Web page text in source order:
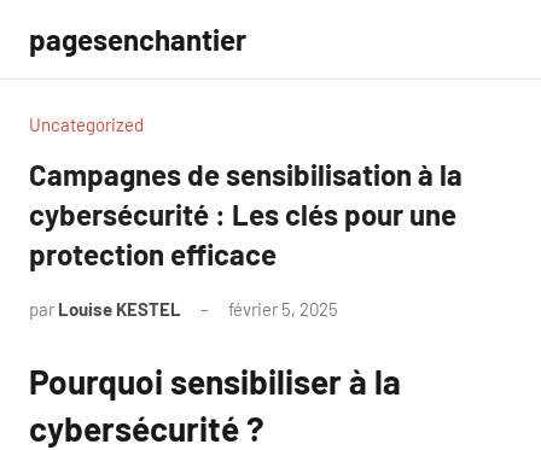
contenu
pagesenchantier
Uncategorized
Campagnes de sensibilisation à la
cybersécurité : Les clés pour une
protection efficace
par Louise KESTEL février 5, 2025
Pourquoi sensibiliser à la
cybersécurité ?